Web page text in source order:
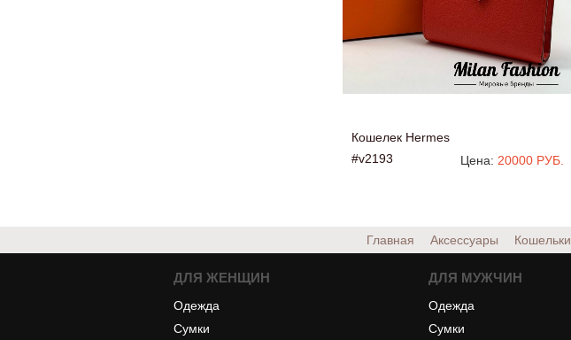
Кошелек Hermes
#v2193
Цена: 20000 РУБ.
Главная Аксессуары Кошельки
ДЛЯ ЖЕНЩИН
Одежда
Сумки
ДЛЯ МУЖЧИН
Одежда
Сумки